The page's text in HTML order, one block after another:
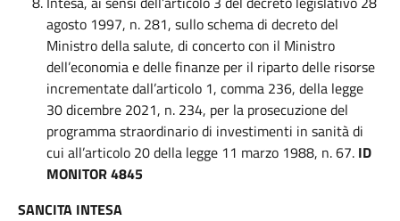
agosto 1997, n. 281, sullo schema di decreto del
Ministro della salute, di concerto con il Ministro
dell’economia e delle finanze per il riparto delle risorse
incrementate dall’articolo 1, comma 236, della legge
30 dicembre 2021, n. 234, per la prosecuzione del
programma straordinario di investimenti in sanità di
cui all’articolo 20 della legge 11 marzo 1988, n. 67. ID
MONITOR 4845
SANCITA INTESA